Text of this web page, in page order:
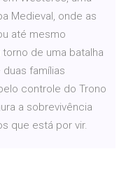
Medieval, onde as
até mesmo
de uma batalha
famílias
controle do Trono
a sobrevivência
que está por vir.